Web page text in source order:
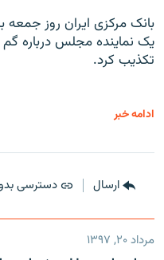
بانک مرکزی ایران روز جمعه
تکذیب کرد.
ادامه خبر
ارسال دسترسی
مرداد ۲۰, ۱۳۹۷